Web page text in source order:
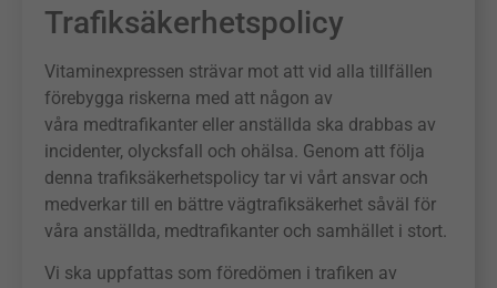
Trafiksäkerhetspolicy
Vitaminexpressen strävar mot att vid alla tillfällen
förebygga riskerna med att någon av
våra medtrafikanter eller anställda ska drabbas av
incidenter, olycksfall och ohälsa. Genom att följa
denna trafiksäkerhetspolicy tar vi vårt ansvar och
medverkar till en bättre vägtrafiksäkerhet såväl för
våra anställda, medtrafikanter och samhället i stort.
Vi ska uppfattas som föredömen i trafiken av